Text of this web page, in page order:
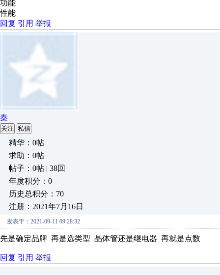
功能
性能
回复 引用 举报
秦
关注 私信
精华：0帖
求助：0帖
帖子：0帖 | 38回
年度积分：0
历史总积分：70
注册：2021年7月16日
发表于：2021-09-11 09:28:32
先是确定品牌 再是选类型 晶体管还是继电器 再就是点数
回复 引用 举报